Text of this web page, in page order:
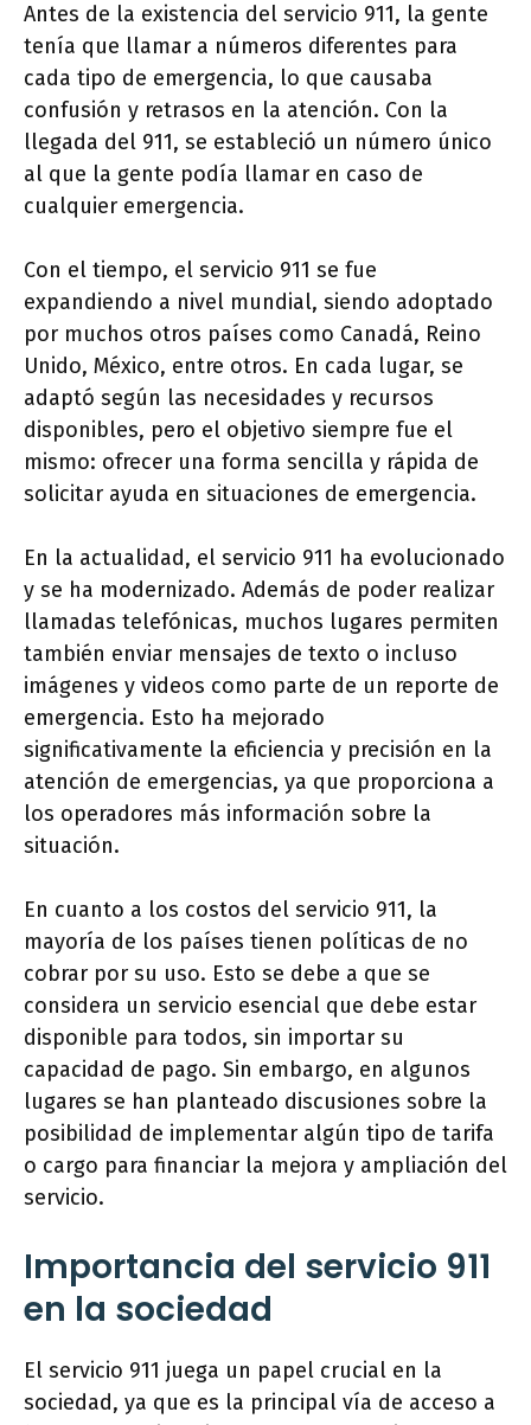
Antes de la existencia del servicio 911, la gente
tenía que llamar a números diferentes para
cada tipo de emergencia, lo que causaba
confusión y retrasos en la atención. Con la
llegada del 911, se estableció un número único
al que la gente podía llamar en caso de
cualquier emergencia.
Con el tiempo, el servicio 911 se fue
expandiendo a nivel mundial, siendo adoptado
por muchos otros países como Canadá, Reino
Unido, México, entre otros. En cada lugar, se
adaptó según las necesidades y recursos
disponibles, pero el objetivo siempre fue el
mismo: ofrecer una forma sencilla y rápida de
solicitar ayuda en situaciones de emergencia.
En la actualidad, el servicio 911 ha evolucionado
y se ha modernizado. Además de poder realizar
llamadas telefónicas, muchos lugares permiten
también enviar mensajes de texto o incluso
imágenes y videos como parte de un reporte de
emergencia. Esto ha mejorado
significativamente la eficiencia y precisión en la
atención de emergencias, ya que proporciona a
los operadores más información sobre la
situación.
En cuanto a los costos del servicio 911, la
mayoría de los países tienen políticas de no
cobrar por su uso. Esto se debe a que se
considera un servicio esencial que debe estar
disponible para todos, sin importar su
capacidad de pago. Sin embargo, en algunos
lugares se han planteado discusiones sobre la
posibilidad de implementar algún tipo de tarifa
o cargo para financiar la mejora y ampliación del
servicio.
Importancia del servicio 911
en la sociedad
El servicio 911 juega un papel crucial en la
sociedad, ya que es la principal vía de acceso a